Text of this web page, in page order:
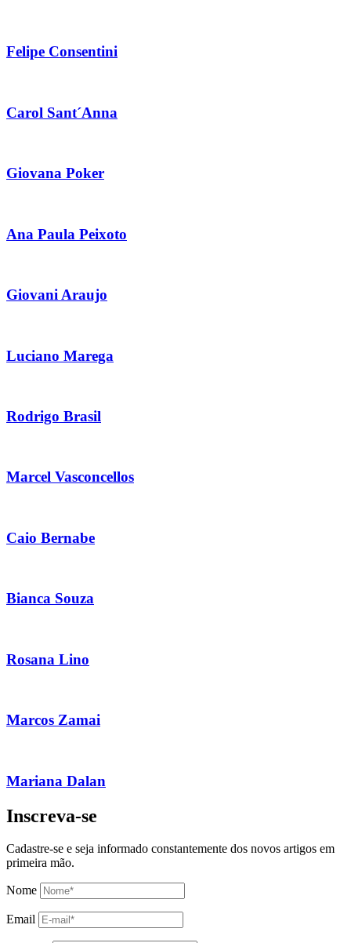
Felipe Consentini
Carol Sant´Anna
Giovana Poker
Ana Paula Peixoto
Giovani Araujo
Luciano Marega
Rodrigo Brasil
Marcel Vasconcellos
Caio Bernabe
Bianca Souza
Rosana Lino
Marcos Zamai
Mariana Dalan
Inscreva-se
Cadastre-se e seja informado constantemente dos novos artigos em
primeira mão.
Nome
Email